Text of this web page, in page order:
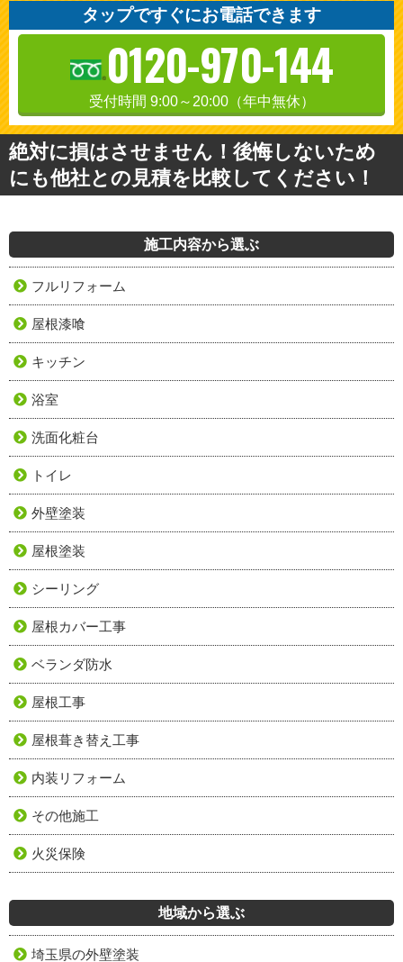
タップですぐにお電話できます
0120-970-144
受付時間 9:00～20:00（年中無休）
絶対に損はさせません！後悔しないため
にも他社との見積を比較してください！
施工内容から選ぶ
フルリフォーム
屋根漆喰
キッチン
浴室
洗面化粧台
トイレ
外壁塗装
屋根塗装
シーリング
屋根カバー工事
ベランダ防水
屋根工事
屋根葺き替え工事
内装リフォーム
その他施工
火災保険
地域から選ぶ
埼玉県の外壁塗装